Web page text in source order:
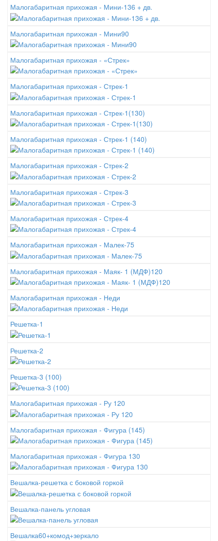
Малогабаритная прихожая - Мини-136 + дв.
Малогабаритная прихожая - Мини90
Малогабаритная прихожая - «Стрек»
Малогабаритная прихожая - Стрек-1
Малогабаритная прихожая - Стрек-1(130)
Малогабаритная прихожая - Стрек-1 (140)
Малогабаритная прихожая - Стрек-2
Малогабаритная прихожая - Стрек-3
Малогабаритная прихожая - Стрек-4
Малогабаритная прихожая - Малек-75
Малогабаритная прихожая - Маяк- 1 (МДФ)120
Малогабаритная прихожая - Неди
Решетка-1
Решетка-2
Решетка-3 (100)
Малогабаритная прихожая - Ру 120
Малогабаритная прихожая - Фигура (145)
Малогабаритная прихожая - Фигура 130
Вешалка-решетка с боковой горкой
Вешалка-панель угловая
Вешалка60+комод+зеркало